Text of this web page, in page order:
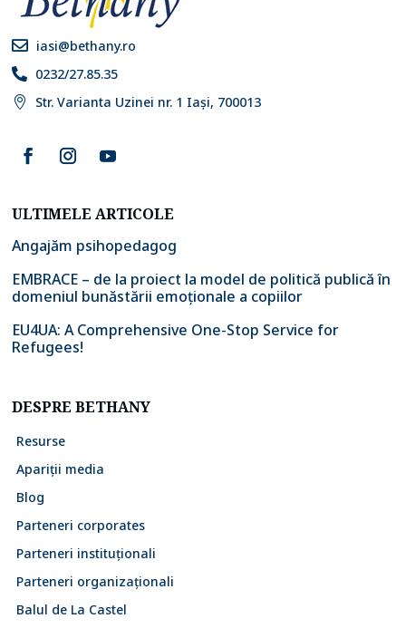
 iasi@bethany.ro
 0232/27.85.35
 Str. Varianta Uzinei nr. 1 Iași, 700013
ULTIMELE ARTICOLE
Angajăm psihopedagog
EMBRACE – de la proiect la model de politică publică în
domeniul bunăstării emoționale a copiilor
EU4UA: A Comprehensive One-Stop Service for
Refugees!
DESPRE BETHANY
Resurse
Apariții media
Blog
Parteneri corporates
Parteneri instituționali
Parteneri organizaționali
Balul de La Castel